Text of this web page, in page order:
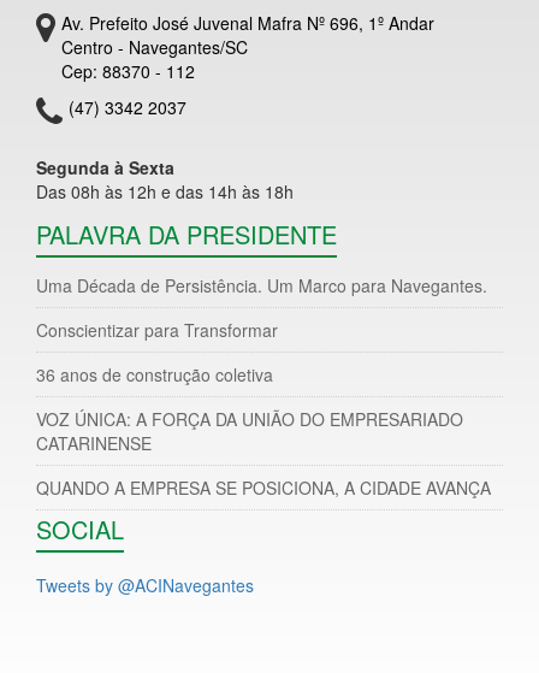
Av. Prefeito José Juvenal Mafra Nº 696, 1º Andar
Centro - Navegantes/SC
Cep: 88370 - 112
(47) 3342 2037
Segunda à Sexta
Das 08h às 12h e das 14h às 18h
PALAVRA DA PRESIDENTE
Uma Década de Persistência. Um Marco para Navegantes.
Conscientizar para Transformar
36 anos de construção coletiva
VOZ ÚNICA: A FORÇA DA UNIÃO DO EMPRESARIADO
CATARINENSE
QUANDO A EMPRESA SE POSICIONA, A CIDADE AVANÇA
SOCIAL
Tweets by @ACINavegantes